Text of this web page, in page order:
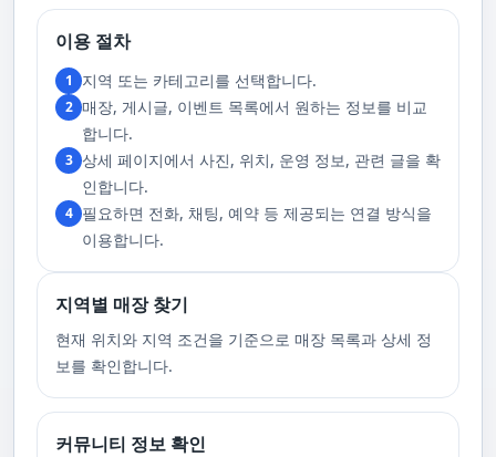
서비스를 경험하실 수 있습니다. 마지막으로 부산 일본인 홈케어 서비스를
이용하시기 전에, 아래 주의사항을 상세히 확인하시고 예약을 진행해 주시
기 바랍니다. 부경샵 서비스에 대한 높은 수요를 감안하여, 이용 요건을 간
소화하여 필수적인 사항으로 명시했습니다. 이 가이드라인을 따르시면, 서
비스 이용 중 문제가 발생하지 않을 것입니다. 특히, 과도한 알코올 섭취로
인해 만취 상태에서는 서비스 이용에 제한을 두고 있음을 명확히 합니다. 이
러한 상태에서는 다음 기회에 이용해 주시길 부탁드립니다. 서비스 도착 시
원활한 의사소통이 이루어질 수 있도록, 저희와의 연락이 반드시 가능해야
합니다. 이에 공중전화 사용이나 발신 번호 표시 제한으로의 통화는 받지 않
고 있습니다. 또한, 자주 발생하는 예약 취소나 무단으로 예약을 취소할 경
우, 향후 서비스 예약에 제약이 생길 수 있음을 알려드립니다. 시간을 효율적
으로 사용하며, 합리적인 가격으로 부경샵만의 특별한 경험을 하실 수 있습
춤형 서비스를 즐길 수 있습니다.출장마사지는 부경샵 ↓↓↓ 클릭
https://bkshop.kr/더욱 새로워진 출장마사지 뉴부경샵↓↓↓ 클릭
https://newbkshop.com/출장마사지 부경샵앱 다운로드↓↓↓ 클릭
https://play.google.com/store/apps/details?
이용 절차
1 지역 또는 카테고리를 선택합니다.
2 매장, 게시글, 이벤트 목록에서 원하는 정보를 비교
합니다.
3 상세 페이지에서 사진, 위치, 운영 정보, 관련 글을 확
인합니다.
4 필요하면 전화, 채팅, 예약 등 제공되는 연결 방식을
이용합니다.
지역별 매장 찾기
현재 위치와 지역 조건을 기준으로 매장 목록과 상세 정
보를 확인합니다.
커뮤니티 정보 확인